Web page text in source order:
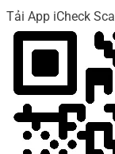
Tải App iCheck